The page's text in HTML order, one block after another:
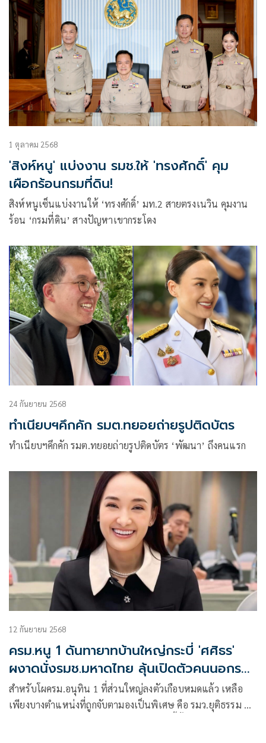
1 ตุลาคม 2568
'สิงห์หนู' แบ่งงาน รมช.ให้ 'ทรงศักดิ์' คุม
เผือกร้อนกรมที่ดิน!
สิงห์หนูเซ็นแบ่งงานให้ ‘ทรงศักดิ์’ มท.2 สายตรงเนวิน คุมงาน
ร้อน ‘กรมที่ดิน’ สางปัญหาเขากระโดง
24 กันยายน 2568
ทำเนียบฯคึกคัก รมต.ทยอยถ่ายรูปติดบัตร
ทำเนียบฯคึกคัก รมต.ทยอยถ่ายรูปติดบัตร ‘พัฒนา’ ถึงคนแรก
12 กันยายน 2568
ครม.หนู 1 ดันทายาทบ้านใหญ่กระบี่ 'ศศิธร'
ผงาดนั่งรมช.มหาดไทย ลุ้นเปิดตัวคนนอกรม
ว.ยุติธรรม
สำหรับโผครม.อนุทิน 1 ที่ส่วนใหญ่ลงตัวเกือบหมดแล้ว เหลือ
เพียงบางตำแหน่งที่ถูกจับตามองเป็นพิเศษ คือ รมว.ยุติธรรม ที่มี